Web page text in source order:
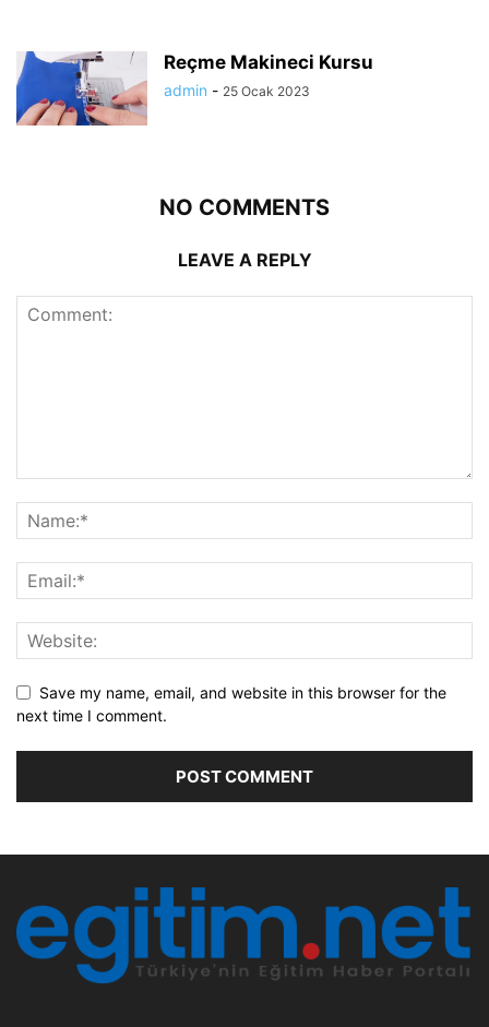
Reçme Makineci Kursu
admin - 25 Ocak 2023
NO COMMENTS
LEAVE A REPLY
Save my name, email, and website in this browser for the
next time I comment.